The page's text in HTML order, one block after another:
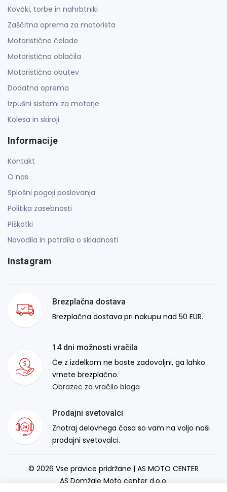
Kovčki, torbe in nahrbtniki
Zaščitna oprema za motorista
Motoristične čelade
Motoristična oblačila
Motoristična obutev
Dodatna oprema
Izpušni sistemi za motorje
Kolesa in skiroji
Informacije
Kontakt
O nas
Splošni pogoji poslovanja
Politika zasebnosti
Piškotki
Navodila in potrdila o skladnosti
Instagram
Brezplačna dostava
Brezplačna dostava pri nakupu nad 50 EUR.
14 dni možnosti vračila
Če z izdelkom ne boste zadovoljni, ga lahko
vrnete brezplačno.
Obrazec za vračilo blaga
Prodajni svetovalci
Znotraj delovnega časa so vam na voljo naši
prodajni svetovalci.
© 2026 Vse pravice pridržane | AS MOTO CENTER
AS Domžale Moto center d.o.o.